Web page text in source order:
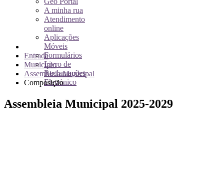
A minha rua
Atendimento
online
Aplicações
Móveis
Formulários
Livro de
Reclamações
Eletrónico
Entrada
Município
Assembleia Municipal
Composição
Assembleia Municipal 2025-2029